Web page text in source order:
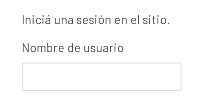
Iniciá una sesión en el sitio.
Nombre de usuario